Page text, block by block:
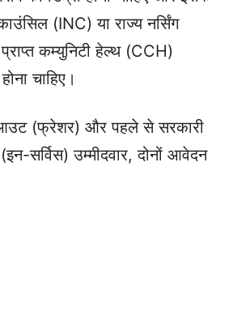
(INC) या राज्य नर्सिंग
कम्युनिटी हेल्थ (CCH)
चाहिए।
(फ्रेशर) और पहले से सरकारी
सर्विस) उम्मीदवार, दोनों आवेदन